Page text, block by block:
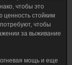
чтобы это
ценность стойким
чтобы
за выживание
мощь и еще